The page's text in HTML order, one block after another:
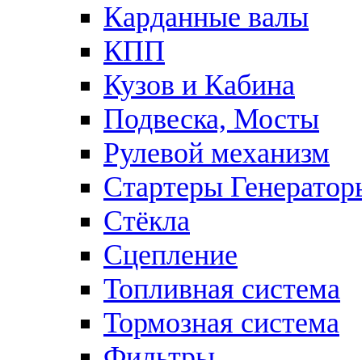
Карданные валы
КПП
Кузов и Кабина
Подвеска, Мосты
Рулевой механизм
Стартеры
Стёкла
Сцепление
Топливная система
Тормозная система